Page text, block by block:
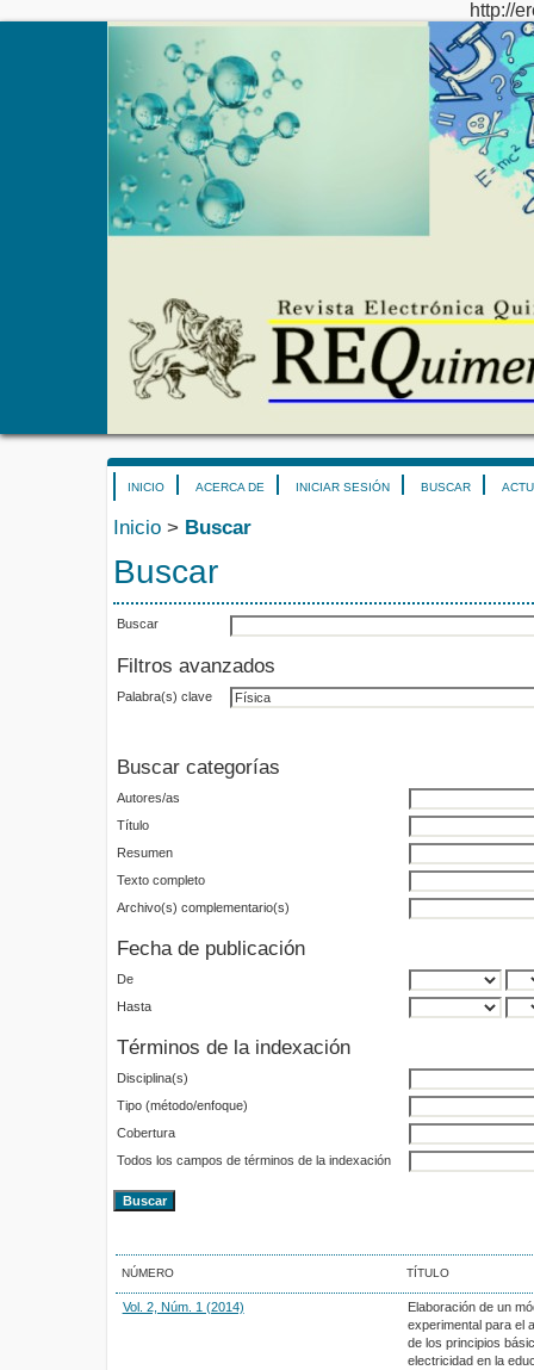
http://
INICIO ACERCA DE INICIAR SESIÓN BUSCAR
Inicio > Buscar
Buscar
Buscar
Filtros avanzados
Palabra(s) clave
Buscar categorías
Autores/as
Título
Resumen
Texto completo
Archivo(s) complementario(s)
Fecha de publicación
De
Hasta
Términos de la indexación
Disciplina(s)
Tipo (método/enfoque)
Cobertura
Todos los campos de términos de la indexación
NÚMERO TÍTULO
Vol. 2, Núm. 1 (2014)
Elaboración de un
experimental para el
de los principios
electricidad en la